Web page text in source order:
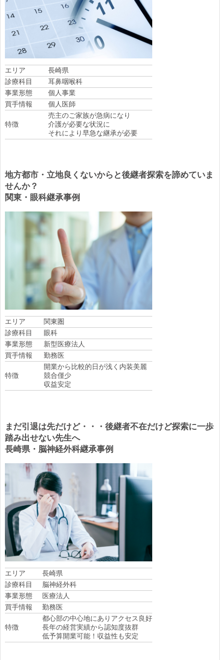
エリア
長崎県
診療科目
耳鼻咽喉科
事業形態
個人事業
買手情報
個人医師
特徴
売主のご家族が急病になり
介護が必要な状況に
それにより早急な継承が必要
地方都市・立地良くないからと後継者探索を諦めていま
せんか？
関東・眼科継承事例
エリア
関東圏
診療科目
眼科
事業形態
新型医療法人
買手情報
勤務医
特徴
開業から比較的日が浅く内装美麗
競合僅少
収益安定
まだ引退は先だけど・・・後継者不在だけど探索に一歩
踏み出せない先生へ
長崎県・脳神経外科継承事例
エリア
長崎県
診療科目
脳神経外科
事業形態
医療法人
買手情報
勤務医
特徴
都心部の中心地にありアクセス良好
長年の経営実績から認知度抜群
低予算開業可能！収益性も安定